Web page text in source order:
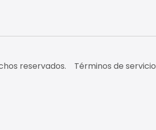
reservados. Términos de servicio